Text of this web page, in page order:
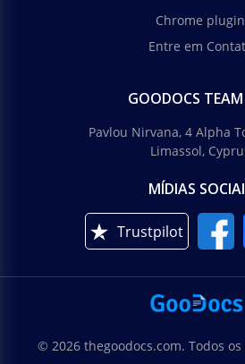
Chrome plugin
Entre em
GOODOCS
Pavlou Nirvana, 4 Alpha
Limassol,
MÍDIAS
Trustpilot
© 2026 thegoodocs.com. Todos